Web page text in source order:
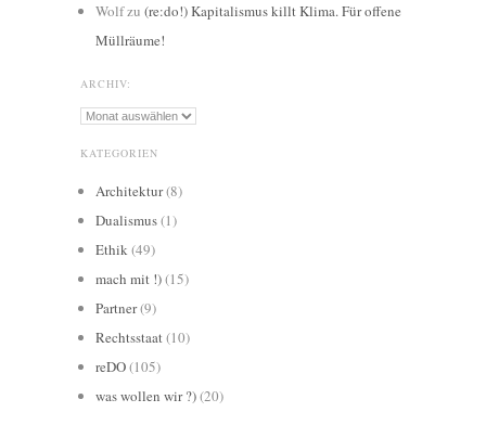
Wolfzu (re:do!) Kapitalismus killt Klima. Für offene
Müllräume!
ARCHIV:
Archiv:
KATEGORIEN
Architektur(8)
Dualismus(1)
Ethik(49)
mach mit !)(15)
Partner(9)
Rechtsstaat(10)
reDO(105)
was wollen wir ?)(20)